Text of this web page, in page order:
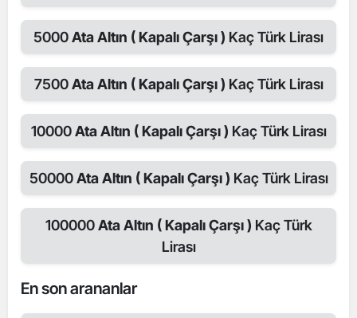
5000Ata Altın ( Kapalı Çarşı ) Kaç Türk Lirası
7500Ata Altın ( Kapalı Çarşı ) Kaç Türk Lirası
10000Ata Altın ( Kapalı Çarşı ) Kaç Türk Lirası
50000Ata Altın ( Kapalı Çarşı ) Kaç Türk Lirası
100000Ata Altın ( Kapalı Çarşı ) Kaç Türk
Lirası
En son arananlar